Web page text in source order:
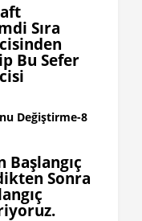
Sıra
Bu Sefer
Sonra